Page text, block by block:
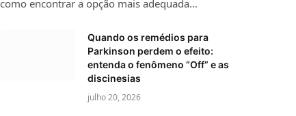
como encontrar a opção mais adequada…
Quando os remédios para
Parkinson perdem o efeito:
entenda o fenômeno “Off” e as
discinesias
julho 20, 2026